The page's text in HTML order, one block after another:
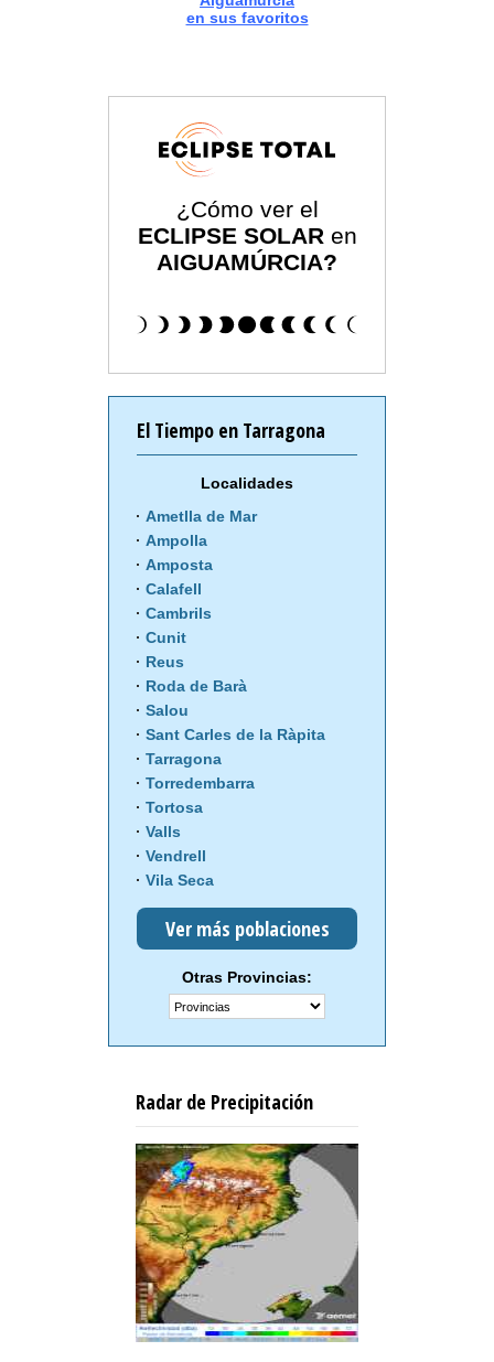
en sus favoritos
¿Cómo ver el
ECLIPSE SOLAR en
AIGUAMÚRCIA?
El Tiempo en Tarragona
Localidades
Ametlla de Mar
Ampolla
Amposta
Calafell
Cambrils
Cunit
Reus
Roda de Barà
Salou
Sant Carles de la Ràpita
Tarragona
Torredembarra
Tortosa
Valls
Vendrell
Vila Seca
Ver más poblaciones
Otras Provincias:
Radar de Precipitación